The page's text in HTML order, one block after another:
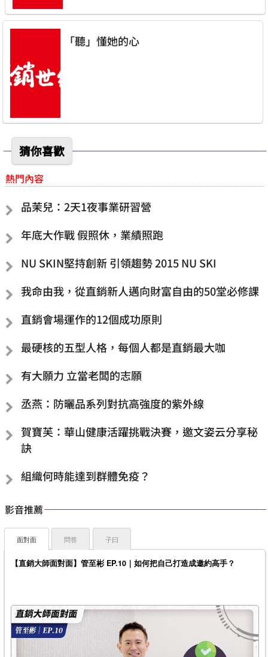
「聽」懂她的心
猜你喜歡
熱門內容
品茉兒：2天1夜事業研習營
年底大作戰 假照休，業績照跑
NU SKIN堅持創新 引領趨勢 2015 NU SKI
我命由我，從直銷新人邁向財富自由的50堂必修課
直銷會場運作的12個成功原則
最硬核的五型人格，每個人都是直銷最大咖
有大願力 立當老闆的志願
丞燕：防曬品系列對抗高強度的紫外線
賀寶芙：華山健康活躍挑戰決賽，邀文姿云分享秘
訣
組織何時能達到群體免疫？
影音推薦
面對面
【直銷大師面對面】管至彬 EP.10｜如何把自己打造成邀約高手？
問答 子曰